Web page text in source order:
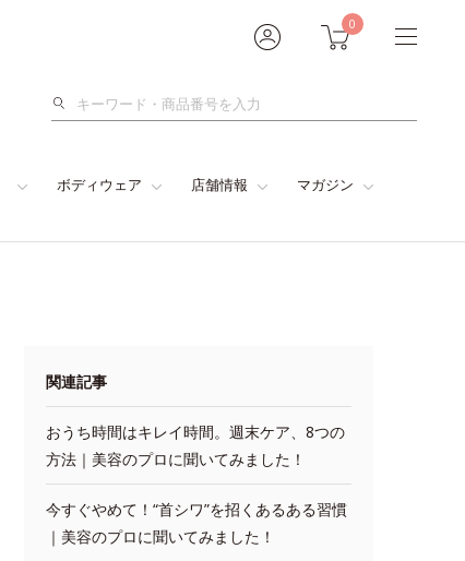
0
検
ボディウェア 店舗情報 マガジン
関連記事
おうち時間はキレイ時間。週末ケア、8つの
方法｜美容のプロに聞いてみました！
今すぐやめて！“首シワ”を招くあるある習慣
｜美容のプロに聞いてみました！